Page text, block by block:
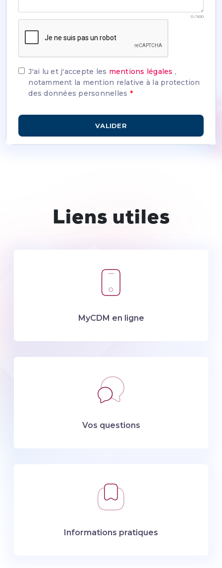
0 / 500
J'ai lu et j'accepte les mentions légales ,
notamment la mention relative à la protection
des données personnelles *
Liens utiles
MyCDM en ligne
Vos questions
Informations pratiques